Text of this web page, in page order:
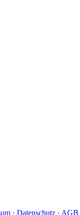
· Datenschutz · AGB